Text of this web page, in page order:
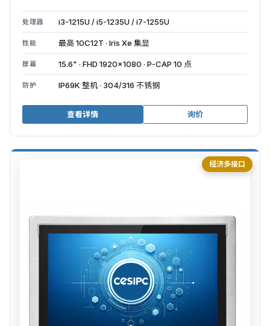
处理器 i3-1215U / i5-1235U / i7-1255U
性能 最高 10C12T · Iris Xe 集显
屏幕 15.6" · FHD 1920×1080 · P-CAP 10 点
防护 IP69K 整机 · 304/316 不锈钢
查看详情 询价
经济多接口